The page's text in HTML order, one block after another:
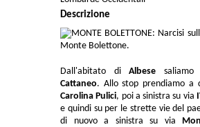
Descrizione
Dall'abitato diAlbese
Cattaneo. Allo stop prendiamo a
Carolina Pulici, poi a sinistra su via
e quindi su per le strette vie del
di nuovo a sinistra su via